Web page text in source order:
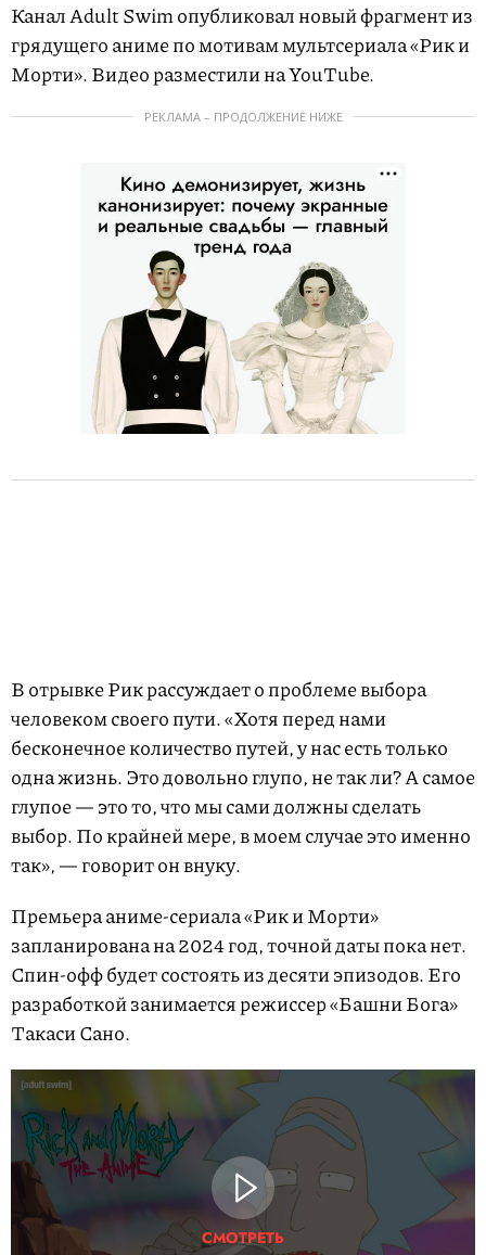
Канал Adult Swim опубликовал новый фрагмент из
грядущего аниме по мотивам мультсериала «Рик и
Морти». Видео разместили на YouTube.
РЕКЛАМА – ПРОДОЛЖЕНИЕ НИЖЕ
В отрывке Рик рассуждает о проблеме выбора
человеком своего пути. «Хотя перед нами
бесконечное количество путей, у нас есть только
одна жизнь. Это довольно глупо, не так ли? А самое
глупое — это то, что мы сами должны сделать
выбор. По крайней мере, в моем случае это именно
так», — говорит он внуку.
Премьера аниме-сериала «Рик и Морти»
запланирована на 2024 год, точной даты пока нет.
Спин-офф будет состоять из десяти эпизодов. Его
разработкой занимается режиссер «Башни Бога»
Такаси Сано.
СМОТРЕТЬ